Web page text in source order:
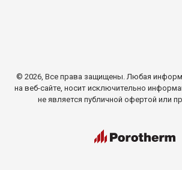
© 2026, Все права защищены. Любая
на веб-сайте, носит исключительно
не является публичной офертой или